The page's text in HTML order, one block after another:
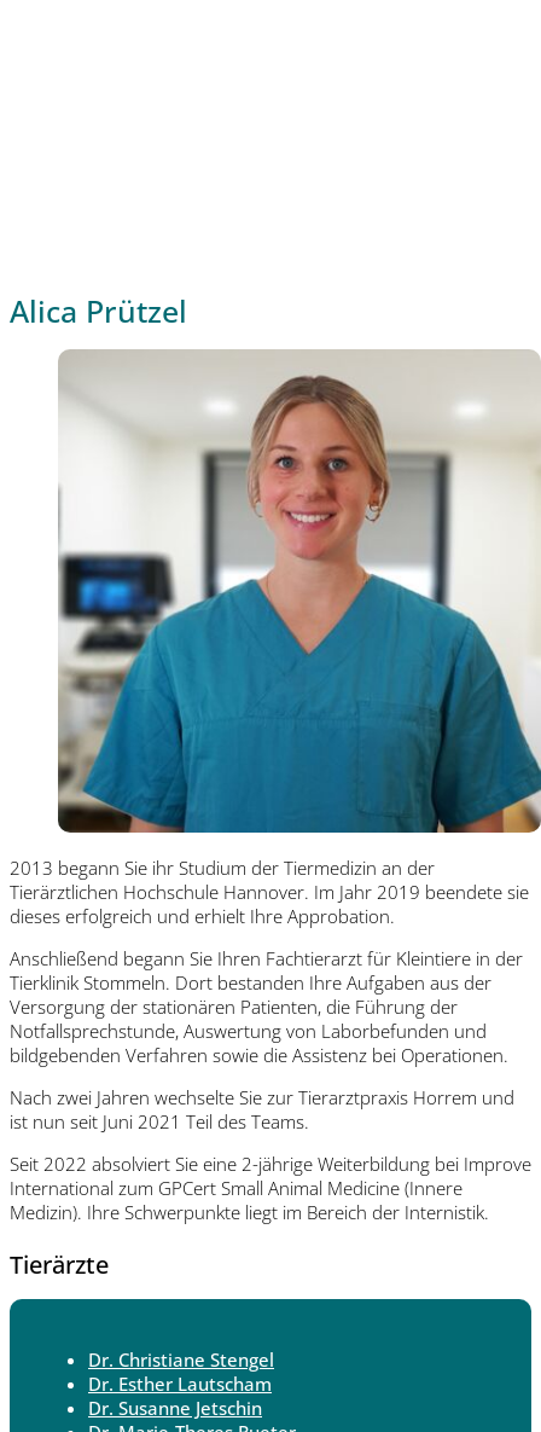
Alica Prützel
2013 begann Sie ihr Studium der Tiermedizin an der
Tierärztlichen Hochschule Hannover. Im Jahr 2019 beendete sie
dieses erfolgreich und erhielt Ihre Approbation.
Anschließend begann Sie Ihren Fachtierarzt für Kleintiere in der
Tierklinik Stommeln. Dort bestanden Ihre Aufgaben aus der
Versorgung der stationären Patienten, die Führung der
Notfallsprechstunde, Auswertung von Laborbefunden und
bildgebenden Verfahren sowie die Assistenz bei Operationen.
Nach zwei Jahren wechselte Sie zur Tierarztpraxis Horrem und
ist nun seit Juni 2021 Teil des Teams.
Seit 2022 absolviert Sie eine 2-jährige Weiterbildung bei Improve
International zum GPCert Small Animal Medicine (Innere
Medizin). Ihre Schwerpunkte liegt im Bereich der Internistik.
Tierärzte
Dr. Christiane Stengel
Dr. Esther Lautscham
Dr. Susanne Jetschin